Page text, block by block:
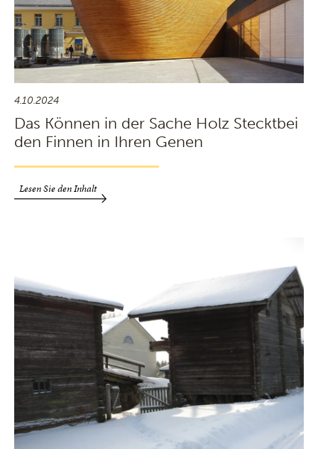
4.10.2024
Das Können in der Sache Holz Stecktbei
den Finnen in Ihren Genen
Lesen Sie den Inhalt